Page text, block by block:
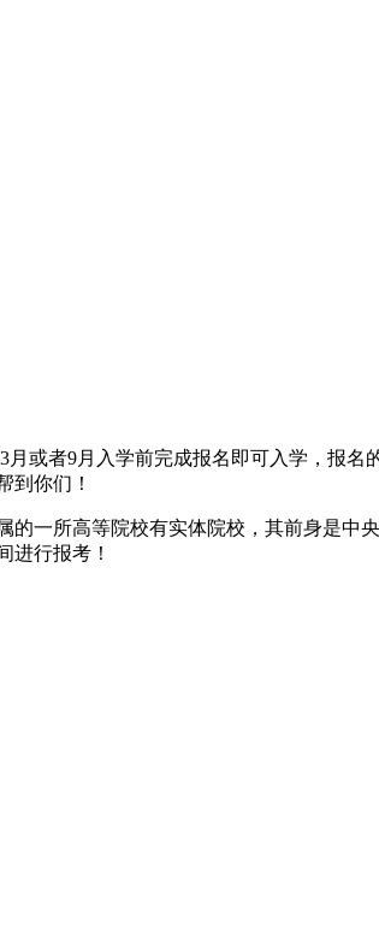
或者9月入学前完成报名即可入学，报
到你们！
一所高等院校有实体院校，其前身是
进行报考！